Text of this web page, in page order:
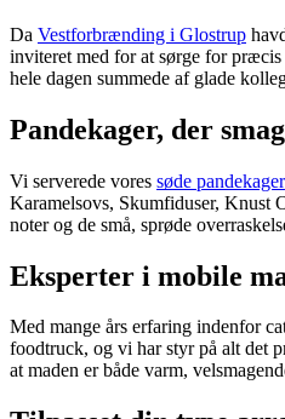
Da Vestforbrænding i Glostrup
inviteret med for at sørge for
hele dagen summede af glade
Pandekager, der
Vi serverede vores søde pandekager
Karamelsovs, Skumfiduser, Knust
noter og de små, sprøde
Eksperter i mobile
Med mange års erfaring indenfor
foodtruck, og vi har styr på alt det
at maden er både varm,